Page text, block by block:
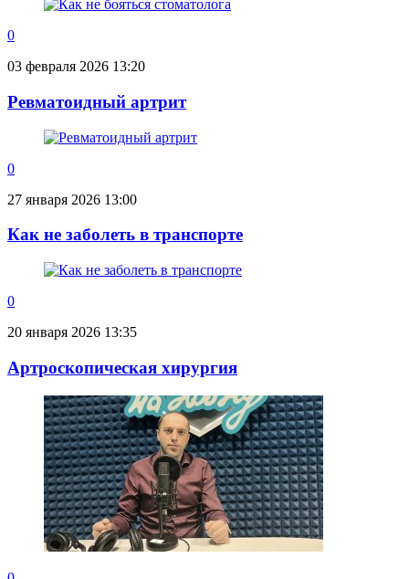
0
03 февраля 2026 13:20
Ревматоидный артрит
0
27 января 2026 13:00
Как не заболеть в транспорте
0
20 января 2026 13:35
Артроскопическая хирургия